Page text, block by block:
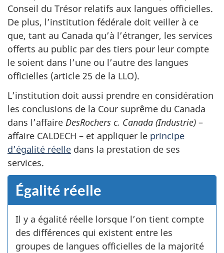
Conseil du Trésor relatifs aux langues officielles.
De plus, l’institution fédérale doit veiller à ce
que, tant au Canada qu’à l’étranger, les services
offerts au public par des tiers pour leur compte
le soient dans l’une ou l’autre des langues
officielles (article 25 de la LLO).
L’institution doit aussi prendre en considération
les conclusions de la Cour suprême du Canada
dans l’affaire DesRochers c. Canada (Industrie) –
affaire CALDECH – et appliquer le principe
d’égalité réelle dans la prestation de ses
services.
Égalité réelle
Il y a égalité réelle lorsque l’on tient compte
des différences qui existent entre les
groupes de langues officielles de la majorité